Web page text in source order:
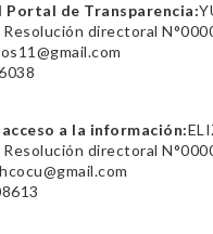
Portal de Transparencia:
Resolución directoral
a la información:
Resolución directoral